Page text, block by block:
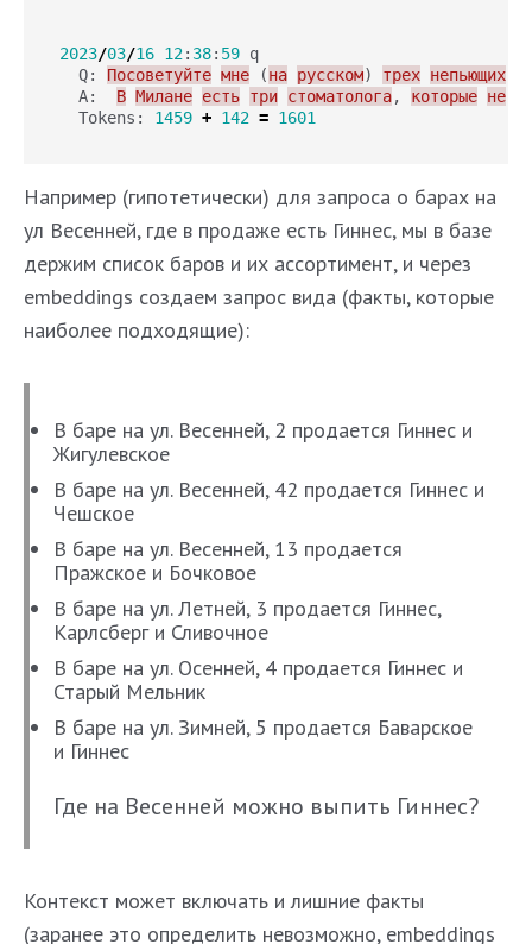
2023/03/16 12: 38: 59 q
Q: Посоветуйте мне (на русском) трех непьющих
A: В Милане есть три стоматолога, которые не
Tokens : 1459 + 142 = 1601
Например (гипотетически) для запроса о барах на
ул Весенней, где в продаже есть Гиннес, мы в базе
держим список баров и их ассортимент, и через
embeddings создаем запрос вида (факты, которые
наиболее подходящие):
В баре на ул. Весенней, 2 продается Гиннес и
Жигулевское
В баре на ул. Весенней, 42 продается Гиннес и
Чешское
В баре на ул. Весенней, 13 продается
Пражское и Бочковое
В баре на ул. Летней, 3 продается Гиннес,
Карлсберг и Сливочное
В баре на ул. Осенней, 4 продается Гиннес и
Старый Мельник
В баре на ул. Зимней, 5 продается Баварское
и Гиннес
Где на Весенней можно выпить Гиннес?
Контекст может включать и лишние факты
(заранее это определить невозможно, embeddings